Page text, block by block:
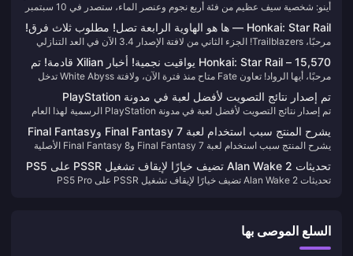
6.0
أينو: شخصية سيف عظيم من فئة أربع نجوم وعنصر الماء، ستصدر في 10 سبتمبر
4000 حجر كريستال. في الواقع، عندما رأيت عرض مهارات أينو لأول مرة،
عرفت أن هذه الفتاة الصغيرة ستحدث ضجة كبيرة في الإصدار 6.0. كشخصية
مصممة كمخترعة ميكانيكية، تصميم مهاراتها مثير للاهتمام حقًا - خاصة جهاز
"البطة الهادئة"، إنه لطيف للغاية لدرجة أنه يعتبر غشًا.
Honkai: Star Rail — ها هو الهاوية الرابعة تصل! مطلوب ثلاث فرق!
مكافآت مضاعفة!
مرحبًا، Trailblazers! الجزء الثاني من لافتة الإصدار 3.4 الآن في العد التنازلي
النهائي. إذا لم تقم بسحب الشخصيات التي ترغب في إعادة ظهورها بعد، فقد حان
الوقت للتحرك! بالإضافة إلى ذلك، جمعنا بعض المعلومات الجديدة والمثيرة حول
Honkai: Star Rail—لنلق نظرة!
Honkai: Star Rail – 15,570 يواقيت نجمية! أخبار Xilian قادمة! تم
تأكيد شعار النسخة 3.5!
مرحبًا، أيها الرواد! تعاون Fate متاح منذ فترة الآن، ولافتة White Abyss تدخل
العد التنازلي النهائي. بالنسبة لأولئك الذين لم يسحبوا بعد، حان الوقت للتحرك
بسرعة. ستبدأ النصف الثاني من الإصدار 3.4 في 23 يوليو، مع ظهور شخصيات
معززة في الراجعات. اختر سحوباتك بحكمة!
تم إصدار نتائج التصويت لأفضل لعبة في مدونة PlayStation
الرسمية لهذا العام
تم إصدار نتائج التصويت لأفضل لعبة في مدونة PlayStation الرسمية لهذا العام
يشرح المنتج سبب استخدام لعبة Final Fantasy 7 وFinal Fantasy
8 الأصلية للقتال بين 3 لاعبين
يشرح المنتج سبب استخدام لعبة Final Fantasy 7 وFinal Fantasy 8 الأصلية
تحديثات Alan Wake 2 تضيف خيارًا لإيقاف تشغيل PSSR على PS5
Pro
تحديثات Alan Wake 2 تضيف خيارًا لإيقاف تشغيل PSSR على PS5 Pro
السلع الموصى بها